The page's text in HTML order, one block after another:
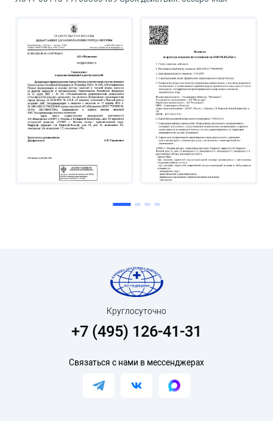
Круглосуточно
+7 (495) 126-41-31
Связаться с нами в мессенджерах